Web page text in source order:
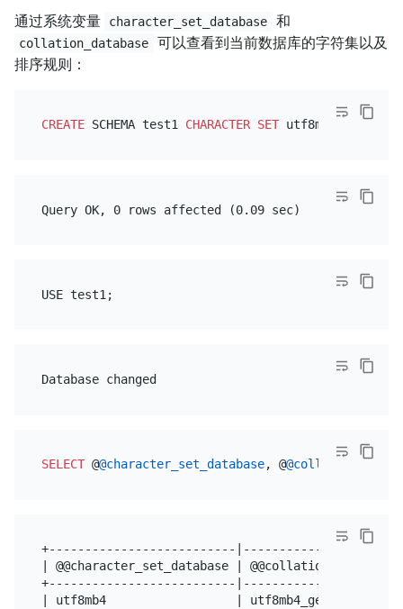
通过系统变量 character_set_database 和
collation_database
可以查看到当前数据库的字符集以及
排序规则：
CREATE SCHEMA test1 CHARACTER SET utf8mb4 COLLATE
SELECT @@character_set_database, @
+--------------------------|----------------------
| @@character_set_database | @@collation_database
+--------------------------|----------------------
| utf8mb4                  | utf8mb4_general_ci